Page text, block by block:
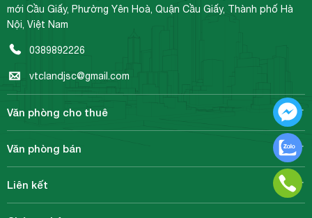
mới Cầu Giấy, Phường Yên Hoà, Quận Cầu Giấy, Thành phố Hà
Nội, Việt Nam
0389892226
vtclandjsc@gmail.com
Văn phòng cho thuê
Văn phòng bán
Liên kết